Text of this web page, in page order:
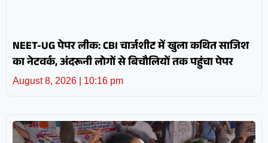
NEET-UG पेपर लीक: CBI चार्जशीट में खुला कथित साजिश
का नेटवर्क, अंदरूनी लोगों से बिचौलियों तक पहुंचा पेपर
August 8, 2026 10:16 pm